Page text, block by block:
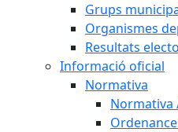
Grups
Organismes
Resultats
Informació oficial
Normativa
Normativa